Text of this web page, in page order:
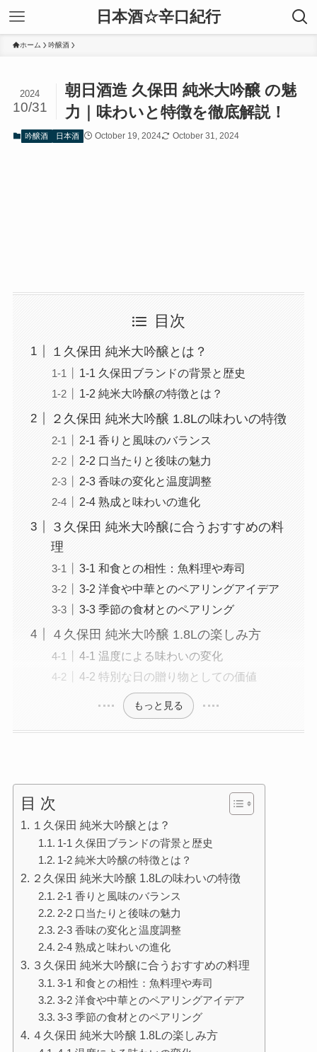
日本酒☆辛口紀行
ホーム 吟醸酒
朝日酒造 久保田 純米大吟醸 の魅
力｜味わいと特徴を徹底解説！
2024
10/31
吟醸酒 日本酒 October 19, 2024 October 31, 2024
目次
１久保田 純米大吟醸とは？
1-1 久保田ブランドの背景と歴史
1-2 純米大吟醸の特徴とは？
２久保田 純米大吟醸 1.8Lの味わいの特徴
2-1 香りと風味のバランス
2-2 口当たりと後味の魅力
2-3 香味の変化と温度調整
2-4 熟成と味わいの進化
３久保田 純米大吟醸に合うおすすめの料
理
3-1 和食との相性：魚料理や寿司
3-2 洋食や中華とのペアリングアイデア
3-3 季節の食材とのペアリング
４久保田 純米大吟醸 1.8Lの楽しみ方
4-1 温度による味わいの変化
4-2 特別な日の贈り物としての価値
もっと見る
目 次
１久保田 純米大吟醸とは？
1-1 久保田ブランドの背景と歴史
1-2 純米大吟醸の特徴とは？
２久保田 純米大吟醸 1.8Lの味わいの特徴
2-1 香りと風味のバランス
2-2 口当たりと後味の魅力
2-3 香味の変化と温度調整
2-4 熟成と味わいの進化
３久保田 純米大吟醸に合うおすすめの料理
3-1 和食との相性：魚料理や寿司
3-2 洋食や中華とのペアリングアイデア
3-3 季節の食材とのペアリング
４久保田 純米大吟醸 1.8Lの楽しみ方